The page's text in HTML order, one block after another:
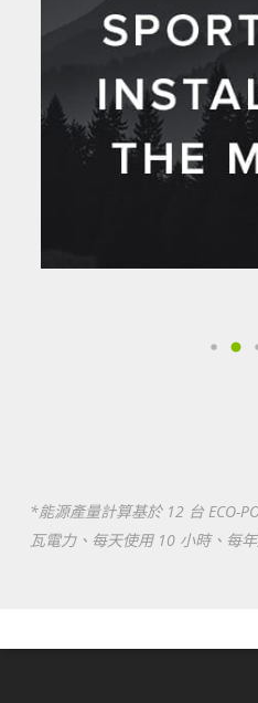
*能源產量計算基於 12 台 ECO-
瓦電力、每天使用 10 小時、每